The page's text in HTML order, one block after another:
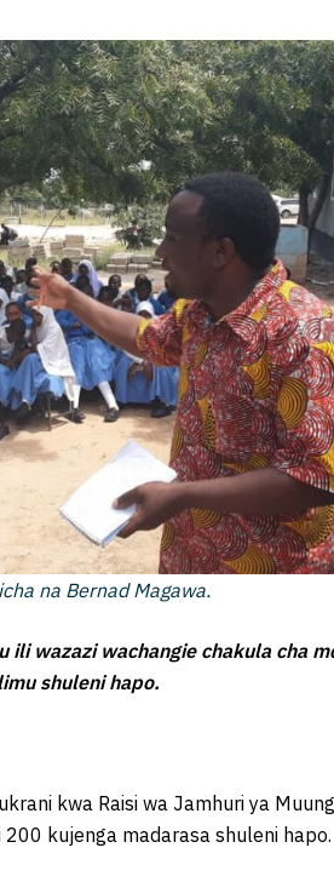
na Bernad Magawa.
wazazi wachangie chakula cha
shuleni hapo.
kwa Raisi wa Jamhuri ya
kujenga madarasa shuleni hapo.